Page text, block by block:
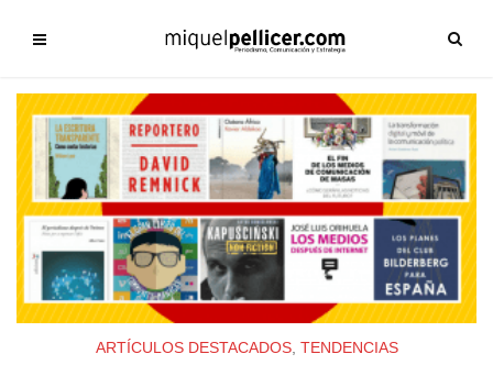
ARTÍCULOS DESTACADOS, TENDENCIAS